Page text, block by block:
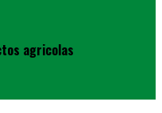
agricolas